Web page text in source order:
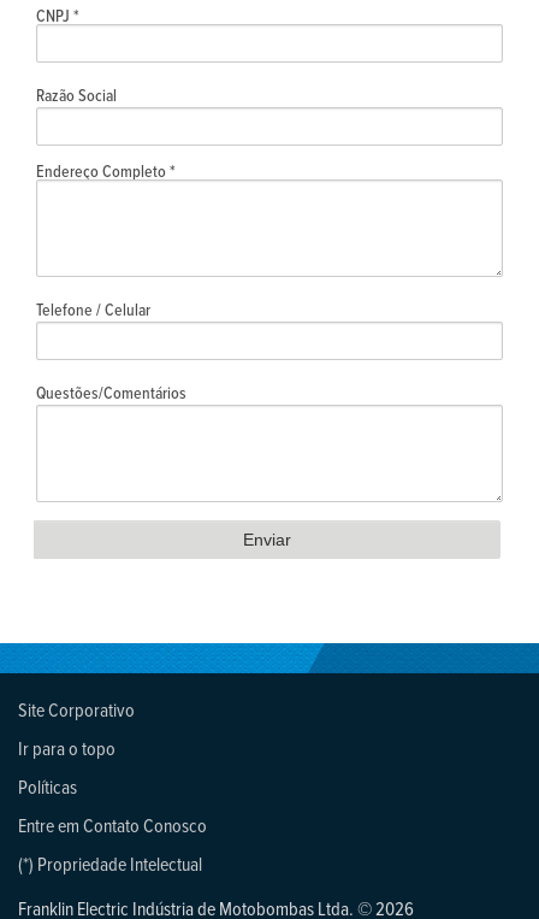
CNPJ *
Razão Social
Endereço Completo *
Telefone / Celular
Questões/Comentários
Site Corporativo
Ir para o topo
Políticas
Entre em Contato Conosco
(*) Propriedade Intelectual
Franklin Electric Indústria de Motobombas Ltda. © 2026